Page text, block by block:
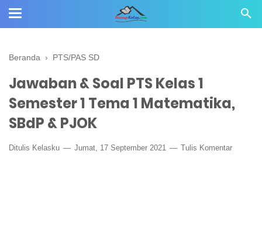
Beranda › PTS/PAS SD
Jawaban & Soal PTS Kelas 1
Semester 1 Tema 1 Matematika,
SBdP & PJOK
Ditulis Kelasku Jumat, 17 September 2021 Tulis Komentar